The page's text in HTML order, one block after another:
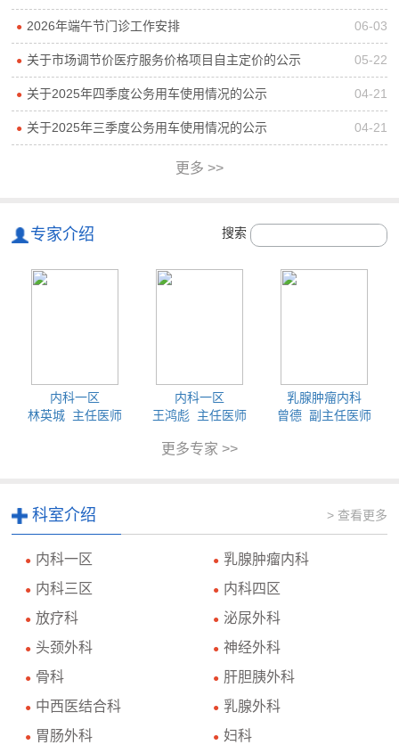
● 2026年端午节门诊工作安排 06-03
● 关于市场调节价医疗服务价格项目自主定价的公示 05-22
● 关于2025年四季度公务用车使用情况的公示 04-21
● 关于2025年三季度公务用车使用情况的公示 04-21
更多 >>
专家介绍 搜索
内科一区
林英城 主任医师
内科一区
王鸿彪 主任医师
乳腺肿瘤内科
曾德 副主任医师
更多专家 >>
科室介绍 > 查看更多
● 内科一区 ● 乳腺肿瘤内科
● 内科三区 ● 内科四区
● 放疗科 ● 泌尿外科
● 头颈外科 ● 神经外科
● 骨科 ● 肝胆胰外科
● 中西医结合科 ● 乳腺外科
● 胃肠外科 ● 妇科